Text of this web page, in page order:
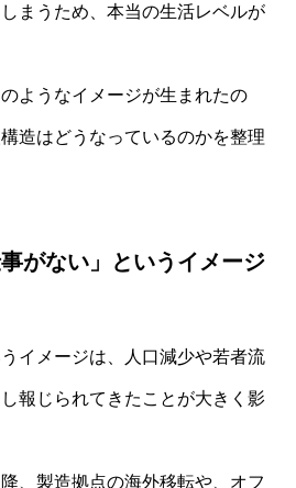
まうため、本当の生活レベルが
ようなイメージが生まれたの
造はどうなっているのかを整理
がない」というイメージ
イメージは、人口減少や若者流
報じられてきたことが大きく影
、製造拠点の海外移転や、オフ